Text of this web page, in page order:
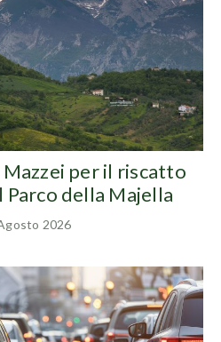
per il riscatto
della Majella
2026